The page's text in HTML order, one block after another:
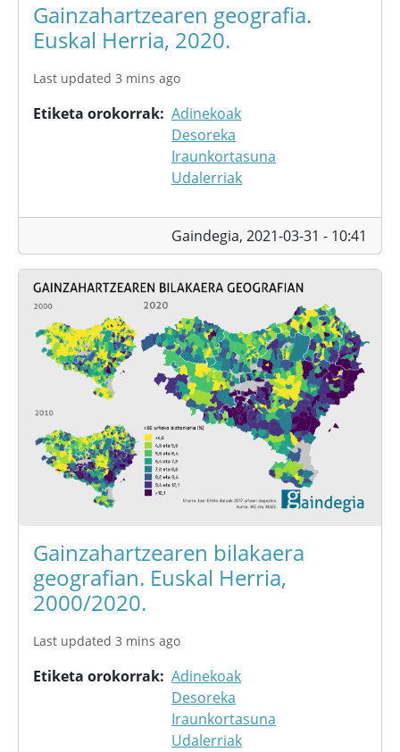
Gainzahartzearen geografia.
Euskal Herria, 2020.
Last updated 3 mins ago
Etiketa orokorrak Adinekoak
Desoreka
Iraunkortasuna
Udalerriak
Gaindegia, 2021-03-31 - 10:41
Gainzahartzearen bilakaera
geografian. Euskal Herria,
2000/2020.
Last updated 3 mins ago
Etiketa orokorrak Adinekoak
Desoreka
Iraunkortasuna
Udalerriak